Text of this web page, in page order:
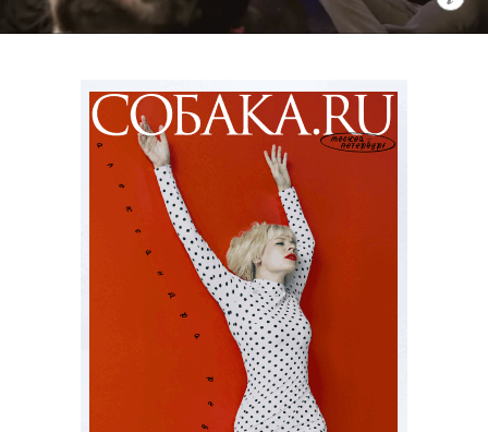
котов, которые ведут себя насколько
настолько и обаятельно. Главное в
сериале — его создатель: Рики
Джервейс в свое время придумал
оригинальный «Офис», ставший
сначала хитом на родине, а затем и
общемировым феноменом. К слову,
главного героя, кота по имени Гас,
озвучил он сам.